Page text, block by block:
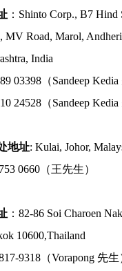
：Shinto Corp., B7 Hind
MV Road, Marol,
India
03398（Sandeep Kedia
24528（Sandeep Kedia
地址: Kulai, Johor,
0660（王先生）
：82-86 Soi Charoen
10600,Thailand
9318（Vorapong 先生